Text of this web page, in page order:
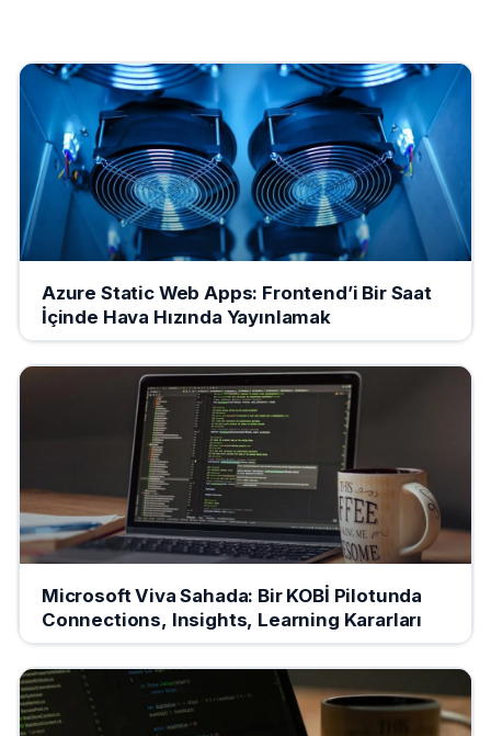
Azure Static Web Apps: Frontend’i Bir Saat
İçinde Hava Hızında Yayınlamak
Microsoft Viva Sahada: Bir KOBİ Pilotunda
Connections, Insights, Learning Kararları